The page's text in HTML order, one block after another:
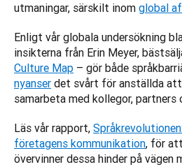
utmaningar, särskilt inom global
Enligt vår globala undersökning
insikterna från Erin Meyer,
Culture Map – gör både
nyanser det svårt för anställda att
samarbeta med kollegor, partners
Läs vår rapport,
företagens kommunikation, för
övervinner dessa hinder på vägen